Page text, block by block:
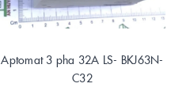
Aptomat 3 pha 32A LS- BKJ63N-
C32